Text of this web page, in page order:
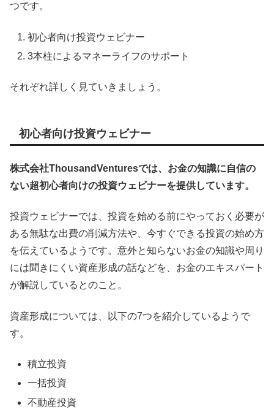
つです。
初心者向け投資ウェビナー
3本柱によるマネーライフのサポート
それぞれ詳しく見ていきましょう。
初心者向け投資ウェビナー
株式会社ThousandVenturesでは、お金の知識に自信の
ない超初心者向けの投資ウェビナーを提供しています。
投資ウェビナーでは、投資を始める前にやっておく必要が
ある無駄な出費の削減方法や、今すぐできる投資の始め方
を伝えているようです。意外と知らないお金の知識や周り
には聞きにくい資産形成の話などを、お金のエキスパート
が解説しているとのこと。
資産形成については、以下の7つを紹介しているようで
す。
積立投資
一括投資
不動産投資